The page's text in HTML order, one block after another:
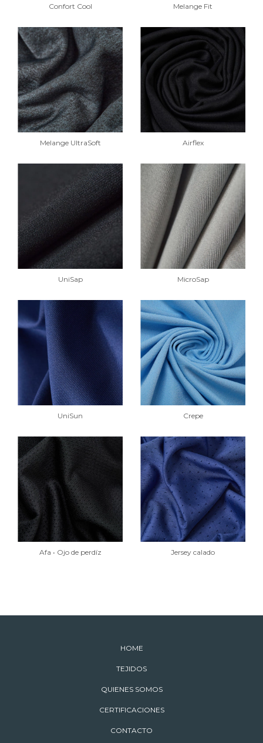
Confort Cool Melange Fit
Melange UltraSoft Airflex
UniSap MicroSap
UniSun Crepe
Afa • Ojo de perdíz Jersey calado
HOME
TEJIDOS
QUIENES SOMOS
CERTIFICACIONES
CONTACTO